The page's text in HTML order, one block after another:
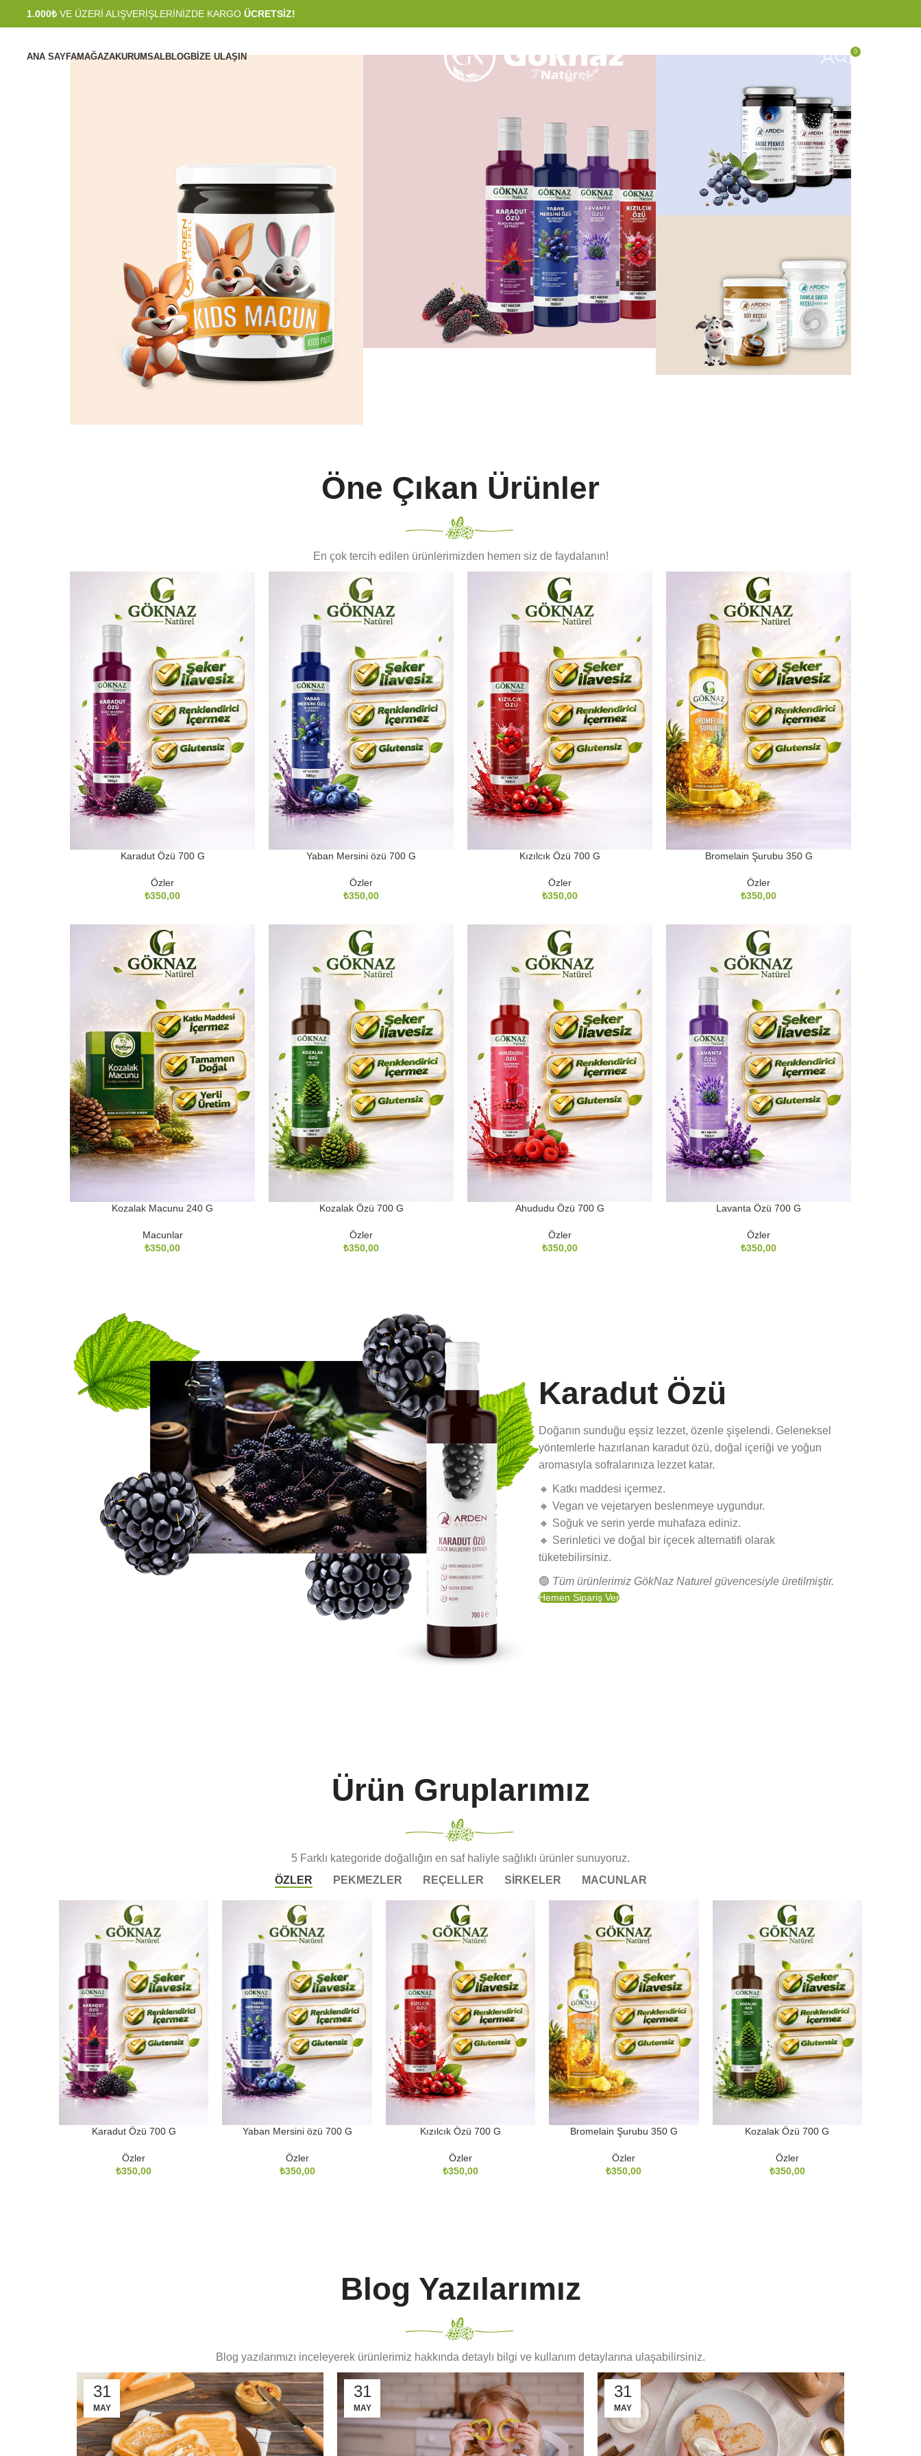
1.000₺VE ÜZERİ ALIŞVERİŞLERİNİZDE KARGO ÜCRETSİZ!
ANA SAYFAMAĞAZAKURUMSALBLOGBIZE ULAŞIN
0
Pekmezler!
Öne Çıkan Ürünler
En çok tercih edilen ürünlerimizden hemen siz de faydalanın!
Karadut Özü 700 G
Özler
₺
Yaban Mersini özü 700 G
Özler
₺
Kızılcık Özü 700 G
Özler
₺
Bromelain Şurubu 350 G
Özler
₺
Kozalak Macunu 240 G
Macunlar
₺
Kozalak Özü 700 G
Özler
₺
Ahududu Özü 700 G
Özler
₺
Lavanta Özü 700 G
Özler
₺
Karadut Özü
Doğanın sunduğu eşsiz lezzet, özenle şişelendi. Geleneksel
yöntemlerle hazırlanan karadut özü, doğal içeriği ve yoğun
aromasıyla sofralarınıza lezzet katar.
🔸 Katkı maddesi içermez.
🔸 Vegan ve vejetaryen beslenmeye uygundur.
🔸 Soğuk ve serin yerde muhafaza ediniz.
🔸 Serinletici ve doğal bir içecek alternatifi olarak
tüketebilirsiniz.
🟢 Tüm ürünlerimiz GökNaz Naturel güvencesiyle üretilmiştir.
Hemen Sipariş Ver
Ürün Gruplarımız
5 Farklı kategoride doğallığın en saf haliyle sağlıklı ürünler sunuyoruz.
ÖZLER
PEKMEZLER REÇELLER SİRKELER MACUNLAR
Karadut Özü 700 G
Özler
₺
Yaban Mersini özü 700 G
Özler
₺
Kızılcık Özü 700 G
Özler
₺
Bromelain Şurubu 350 G
Özler
₺
Kozalak Özü 700 G
Özler
₺
Blog Yazılarımız
Blog yazılarımızı inceleyerek ürünlerimiz hakkında detaylı bilgi ve kullanım detaylarına ulaşabilirsiniz.
31
MAY
31
MAY
31
MAY